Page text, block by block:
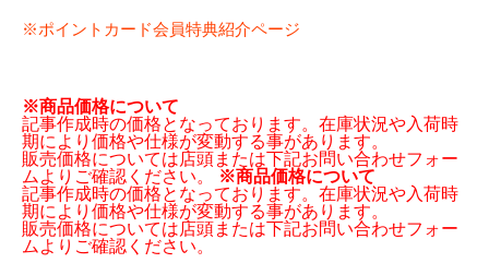
※ポイントカード会員特典紹介ページ
※商品価格について
記事作成時の価格となっております。在庫状況や入荷時
期により価格や仕様が変動する事があります。
販売価格については店頭または下記お問い合わせフォー
ムよりご確認ください。
※商品価格について
記事作成時の価格となっております。在庫状況や入荷時
期により価格や仕様が変動する事があります。
販売価格については店頭または下記お問い合わせフォー
ムよりご確認ください。